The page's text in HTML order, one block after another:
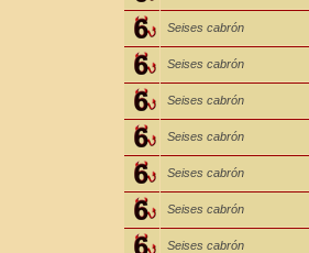
Seises cabrón
Seises cabrón
Seises cabrón
Seises cabrón
Seises cabrón
Seises cabrón
Seises cabrón